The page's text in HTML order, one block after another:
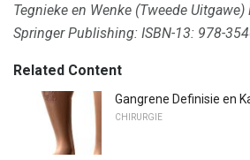
Tegnieke en Wenke (Tweede Uitgawe)
Springer Publishing: ISBN-13: 978-
Related Content
Gangrene Definisie en
CHIRURGIE